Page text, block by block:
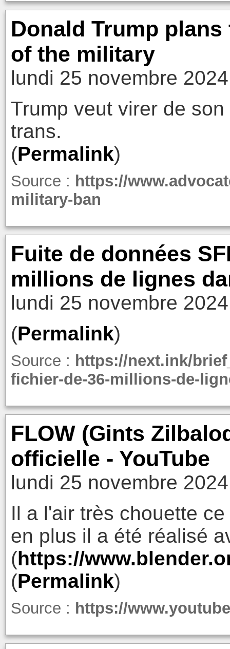
Donald Trump
of the military
lundi 25 novembre
Trump veut virer de
trans.
(Permalink)
Source : https://
military-ban
Fuite de données
millions de lignes
lundi 25 novembre
(Permalink)
Source : https://next.ink/
fichier-de-36-millions-de-
FLOW (Gints
officielle - YouTube
lundi 25 novembre
Il a l'air très chouette
en plus il a été réalisé
(https://
(Permalink)
Source : https://